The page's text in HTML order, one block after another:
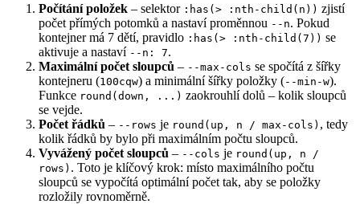
Počítání položek – selektor :has(> :nth-child(n)) zjistí
počet přímých potomků a nastaví proměnnou --n. Pokud
kontejner má 7 dětí, pravidlo :has(> :nth-child(7)) se
aktivuje a nastaví --n: 7.
Maximální počet sloupců – --max-cols se spočítá z šířky
kontejneru (100cqw) a minimální šířky položky (--min-w).
Funkce round(down, ...) zaokrouhlí dolů – kolik sloupců
se vejde.
Počet řádků – --rows je round(up, n / max-cols) , tedy
kolik řádků by bylo při maximálním počtu sloupců.
Vyvážený počet sloupců – --cols je round(up, n /
rows) . Toto je klíčový krok: místo maximálního počtu
sloupců se vypočítá optimální počet tak, aby se položky
rozložily rovnoměrně.